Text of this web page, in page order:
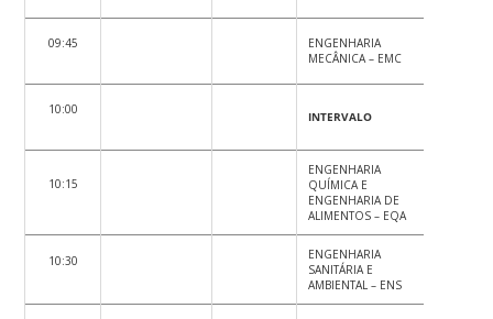
09:45
ENGENHARIA
MECÂNICA – EMC
10:00 INTERVALO
10:15
ENGENHARIA
QUÍMICA E
ENGENHARIA DE
ALIMENTOS – EQA
10:30
ENGENHARIA
SANITÁRIA E
AMBIENTAL – ENS